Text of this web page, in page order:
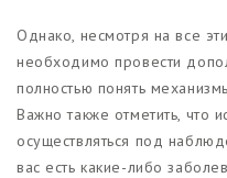
Однако, несмотря на все
необходимо провести
полностью понять
Важно также отметить, что
осуществляться под
вас есть какие-либо